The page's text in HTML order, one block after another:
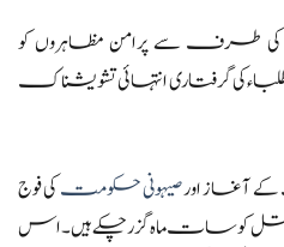
کی طرف سے پرامن مظاہروں کو
طلباء کی گرفتاری انتہائی تشویشناک
آغاز اورصیہونی حکومتکی فوج
قتل کو سات ماہ گزر چکے ہیں۔ اس